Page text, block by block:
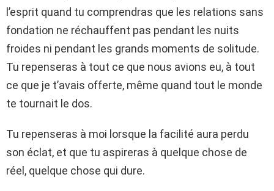
l’esprit quand tu comprendras que les relations sans
fondation ne réchauffent pas pendant les nuits
froides ni pendant les grands moments de solitude.
Tu repenseras à tout ce que nous avions eu, à tout
ce que je t’avais offerte, même quand tout le monde
te tournait le dos.
Tu repenseras à moi lorsque la facilité aura perdu
son éclat, et que tu aspireras à quelque chose de
réel, quelque chose qui dure.